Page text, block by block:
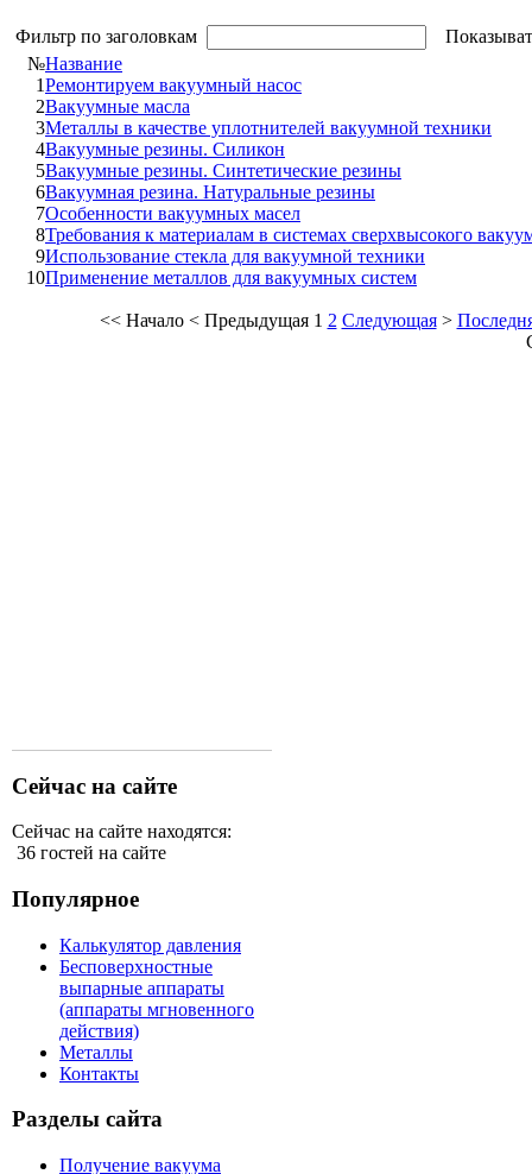
Фильтр по заголовкам
№Название
1Ремонтируем вакуумный насос
2Вакуумные масла
3Металлы в качестве уплотнителей вакуумной техники
4Вакуумные резины. Силикон
5Вакуумные резины. Синтетические резины
6Вакуумная резина. Натуральные резины
7Особенности вакуумных масел
8Требования к материалам в системах сверхвысокого
9Использование стекла для вакуумной техники
10Применение металлов для вакуумных систем
<< Начало< Предыдущая 1 2 Следующая>
Сейчас на сайте
Сейчас на сайте находятся:
36 гостей на сайте
Популярное
Калькулятор давления
Бесповерхностные
выпарные аппараты
(аппараты мгновенного
действия)
Металлы
Контакты
Разделы сайта
Получение вакуума